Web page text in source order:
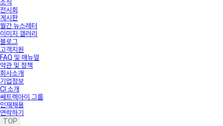
소식
전시회
게시판
월간 뉴스레터
이미지 갤러리
블로그
고객지원
FAQ 및 매뉴얼
약관 및 정책
회사소개
기업정보
CI 소개
쎄트렉아이 그룹
인재채용
연락하기
TOP